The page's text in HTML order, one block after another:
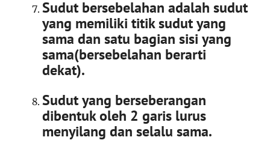
Sudut bersebelahan adalah sudut
yang memiliki titik sudut yang
sama dan satu bagian sisi yang
sama(bersebelahan berarti
dekat).
Sudut yang berseberangan
dibentuk oleh 2 garis lurus
menyilang dan selalu sama.